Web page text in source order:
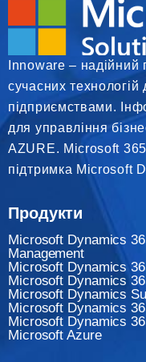
Innoware – надійний
сучасних технологій
підприємствами.
для управління
AZURE. Microsoft
підтримка Microsoft
Продукти
Microsoft Dynamics
Management
Microsoft Dynamics
Microsoft Dynamics
Мicrosoft Dynamics
Microsoft Dynamics
Microsoft Dynamics
Microsoft Azure